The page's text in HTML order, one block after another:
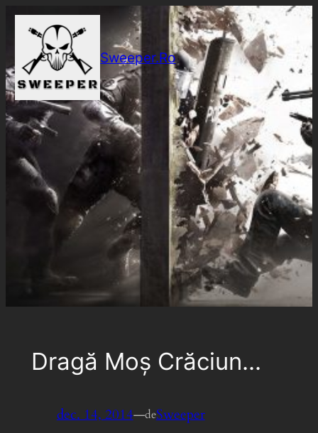
Sari
conținut
Sweeper.Ro
Dragă Moș Crăciun…
dec. 14, 2014—deSweeper